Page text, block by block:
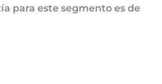
para este segmento es de